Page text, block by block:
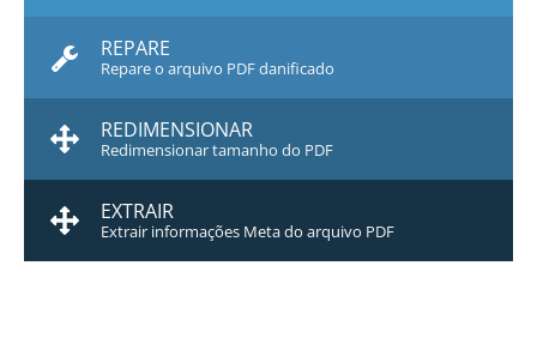
REPARE
Repare o arquivo PDF danificado
REDIMENSIONAR
Redimensionar tamanho do PDF
EXTRAIR
Extrair informações Meta do arquivo PDF